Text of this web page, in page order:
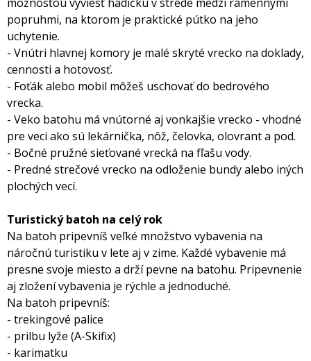
popruhmi, na ktorom je praktické pútko na jeho
uchytenie.
- Vnútri hlavnej komory je malé skryté vrecko na doklady,
cennosti a hotovosť.
- Foťák alebo mobil môžeš uschovať do bedrového
vrecka.
- Veko batohu má vnútorné aj vonkajšie vrecko - vhodné
pre veci ako sú lekárnička, nôž, čelovka, olovrant a pod.
- Bočné pružné sieťované vrecká na fľašu vody.
- Predné strečové vrecko na odloženie bundy alebo iných
plochých vecí.
Turistický batoh na celý rok
Na batoh pripevníš veľké množstvo vybavenia na
náročnú turistiku v lete aj v zime. Každé vybavenie má
presne svoje miesto a drží pevne na batohu. Pripevnenie
aj zložení vybavenia je rýchle a jednoduché.
Na batoh pripevníš:
- trekingové palice
- prilbu lyže (A-Skifix)
- karimatku